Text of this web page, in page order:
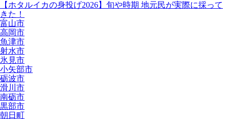
【ホタルイカの身投げ2026】旬や時期 地元民が実際に採って
きた！
富山市
高岡市
魚津市
射水市
氷見市
小矢部市
砺波市
滑川市
南砺市
黒部市
朝日町